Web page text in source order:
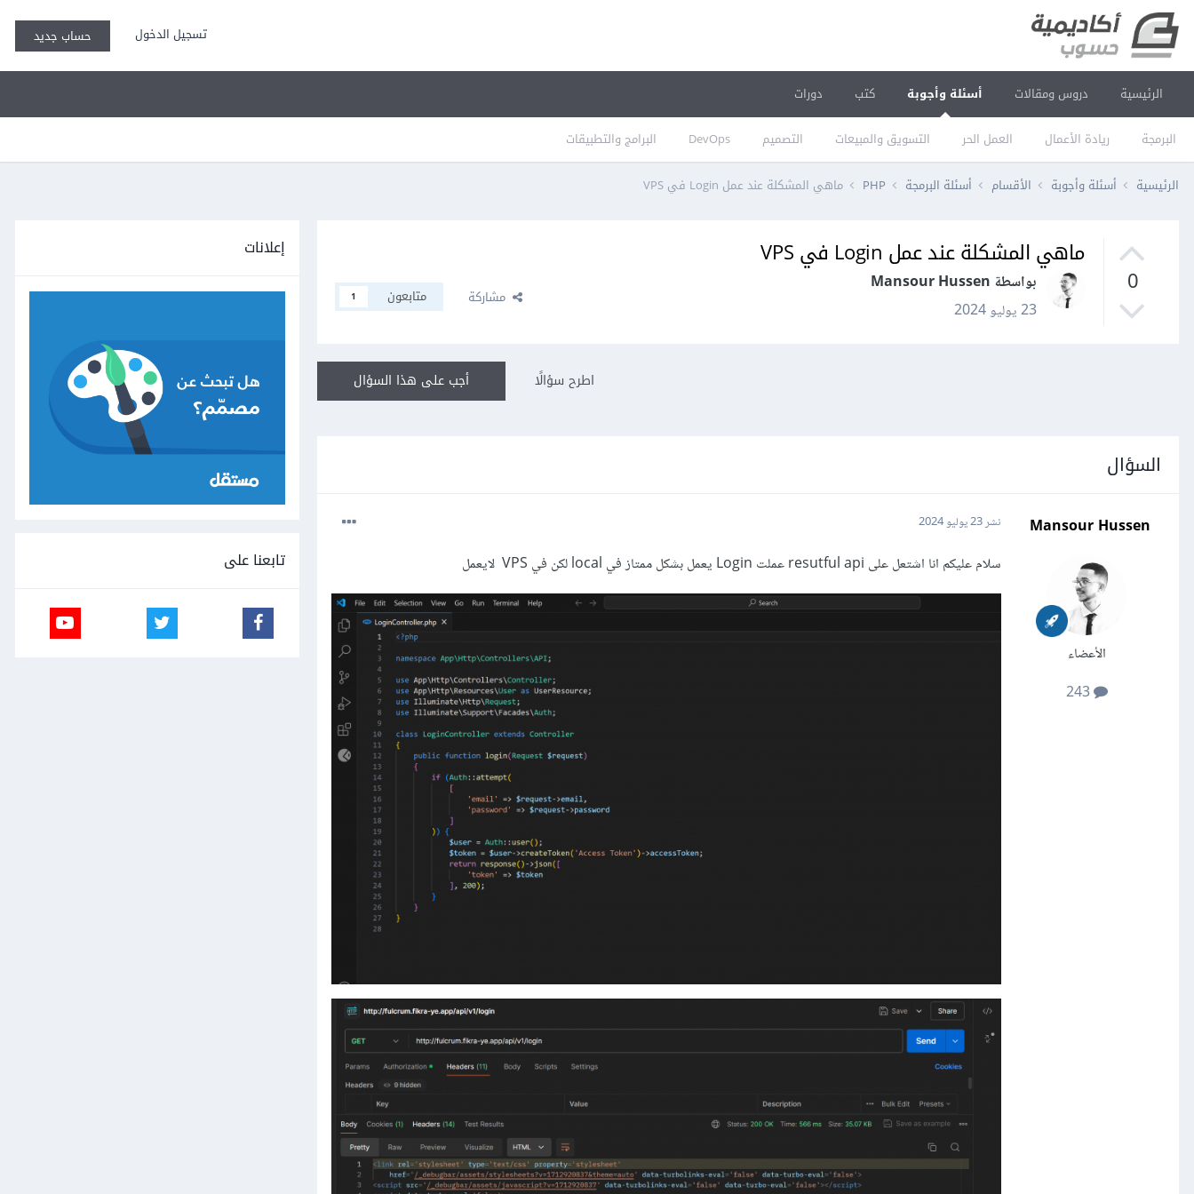
تسجيل الدخول حساب جديد
الرئيسية دروس ومقالات أسئلة وأجوبة
البرمجة ريادة الأعمال العمل الحر التسويق والمبيعات التصميم DevOps البرامج والتطبيقات
كتب دورات
الرئيسية أسئلة وأجوبة الأقسام أسئلة البرمجة PHP ماهي المشكلة عند عمل Login في VPS
0
ماهي المشكلة عند عمل Login في VPS
بواسطة Mansour Hussen
23 يوليو 2024
مشاركة متابعون 1
أجب على هذا السؤال اطرح سؤالًا
السؤال
Mansour Hussen
الأعضاء
243
نشر23 يوليو 2024
سلام عليكم انا اشتعل على resutful api عملت Login يعمل بشكل ممتاز في local لكن في VPS لايعمل
إعلانات
تابعنا على